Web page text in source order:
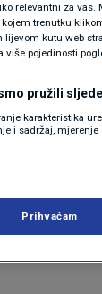
uživo kod
ali i
relevantni za vas.
trenutku
kutu web
više pojedinosti
pružili
karakteristika
i sadržaj,
Prihvaćam